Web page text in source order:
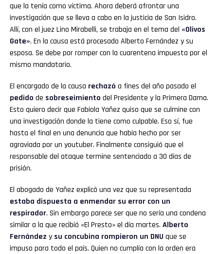
que la tenía como víctima. Ahora deberá afrontar una
investigación que se lleva a cabo en la justicia de San Isidro.
Allí, con el juez Lino Mirabelli, se trabaja en el tema del «Olivos
Gate». En la causa está procesado Alberto Fernández y su
esposa. Se debe por romper con la cuarentena impuesta por el
mismo mandatario.
El encargado de la causa rechazó a fines del año pasado el
pedido de sobreseimiento del Presidente y la Primera Dama.
Esto quiero decir que Fabiola Yañez quiso que se culmine con
una investigación donde la tiene como culpable. Eso sí, fue
hasta el final en una denuncia que había hecho por ser
agraviada por un youtuber. Finalmente consiguió que el
responsable del ataque termine sentenciado a 30 días de
prisión.
El abogado de Yañez explicó una vez que su representada
estaba dispuesta a enmendar su error con un
respirador. Sin embargo parece ser que no sería una condena
similar a la que recibió «El Presto» el día martes. Alberto
Fernández y su concubina rompieron un DNU que se
impuso para todo el país. Quien no cumplía con la orden era